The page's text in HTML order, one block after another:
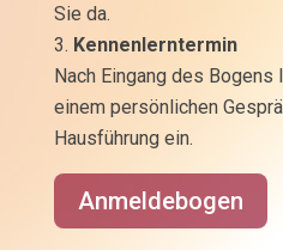
Sie da.
Kennenlerntermin
Nach Eingang des Bogens
einem persönlichen
Hausführung ein.
Anmeldebogen